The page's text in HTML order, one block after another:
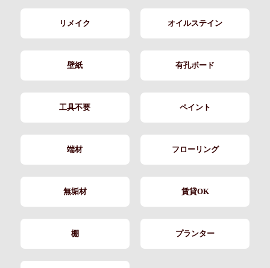
リメイク オイルステイン
壁紙 有孔ボード
工具不要 ペイント
端材 フローリング
無垢材 賃貸OK
棚 プランター